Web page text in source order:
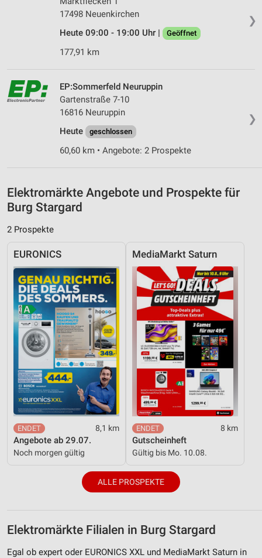
❯
17498 Neuenkirchen
Heute 09:00 - 19:00 Uhr |
Geöffnet
177,91 km
❯
EP:Sommerfeld Neuruppin
Gartenstraße 7-10
16816 Neuruppin
Heute
geschlossen
60,60 km • Angebote: 2 Prospekte
Elektromärkte Angebote und Prospekte für
Burg Stargard
2 Prospekte
EURONICS
8,1 km
Angebote ab 29.07.
Noch morgen gültig
MediaMarkt Saturn
8 km
Gutscheinheft
Gültig bis Mo. 10.08.
ALLE PROSPEKTE
Elektromärkte Filialen in Burg Stargard
Egal ob expert oder EURONICS XXL und MediaMarkt Saturn in
Verwendung genauer Standortdaten
Geräte anhand von aktiv angeforderten
Informationen identifizieren
Notwendig
Performance